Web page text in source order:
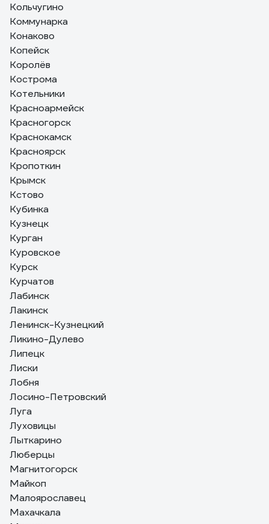
Кольчугино
Коммунарка
Конаково
Копейск
Королёв
Кострома
Котельники
Красноармейск
Красногорск
Краснокамск
Красноярск
Кропоткин
Крымск
Кстово
Кубинка
Кузнецк
Курган
Куровское
Курск
Курчатов
Лабинск
Лакинск
Ленинск-Кузнецкий
Ликино-Дулево
Липецк
Лиски
Лобня
Лосино-Петровский
Луга
Луховицы
Лыткарино
Люберцы
Магнитогорск
Майкоп
Малоярославец
Махачкала